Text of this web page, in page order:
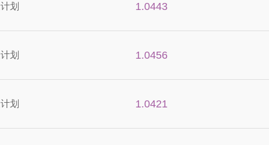
划 1.0443
划 1.0456
划 1.0421